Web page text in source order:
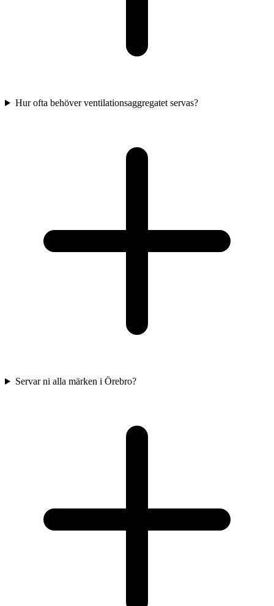
Hur ofta behöver ventilationsaggregatet servas?
Servar ni alla märken i Örebro?